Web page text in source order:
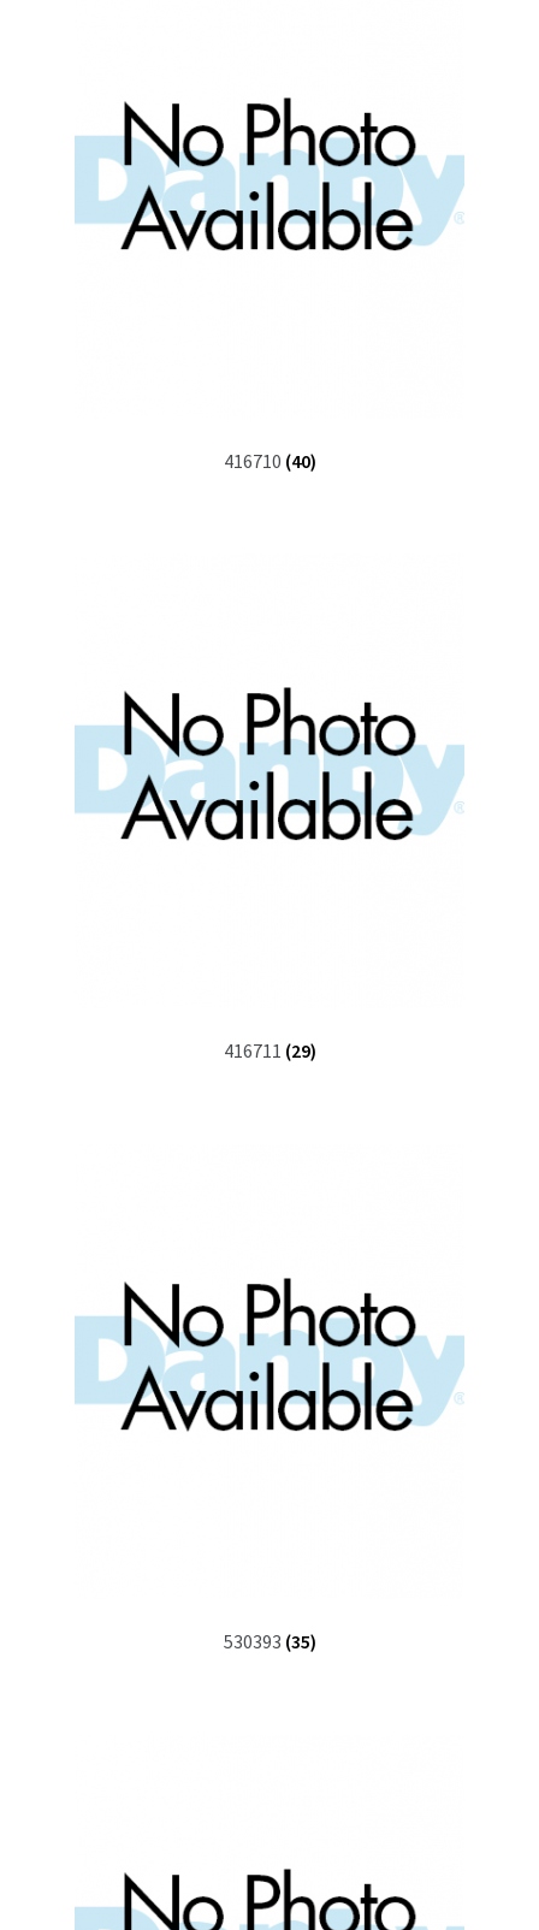
416710 (40)
416711 (29)
530393 (35)